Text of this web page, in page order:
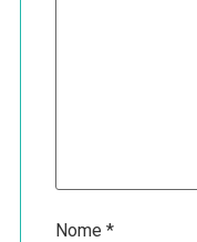
Nome*